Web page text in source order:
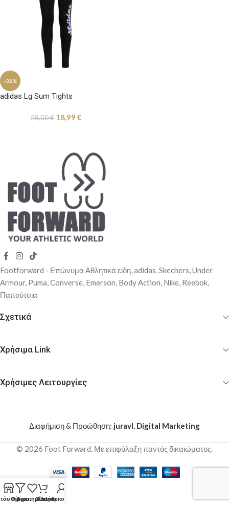
-32%
adidas Lg Sum Tights
28,00€ 18,99 €
Footforward - Επώνυμα Αθλητικά είδη, adidas, Skechers, Under
Αrmour, Puma, Converse, Emerson, Body Action, Nike, Reebok,
Παπούτσια
Σχετικά
Χρήσιμα Link
Χρήσιμες Λειτουργίες
Διαφήμιση & Προώθηση: juravl. Digital Marketing
© 2026 Foot Forward. Με επιφύλαξη παντός δικαιώματος.
Φίλτρα
ΑγαπημέναΚαλάθι
Ο λογαριασμός μου